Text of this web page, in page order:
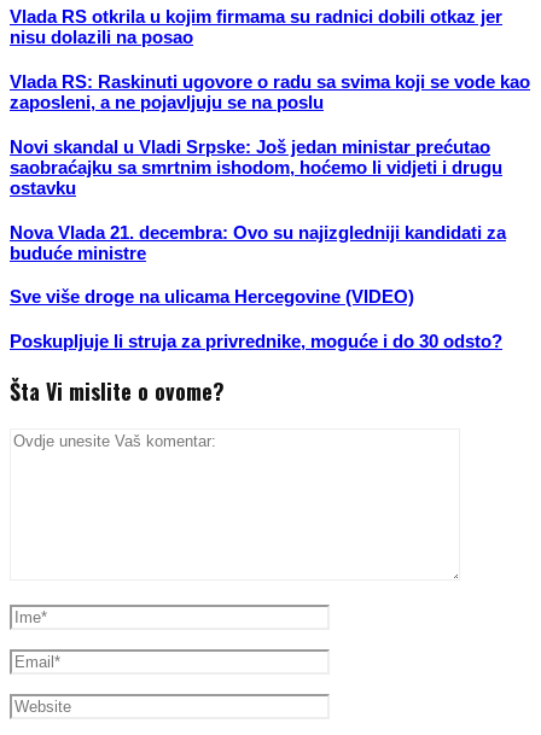
Vlada RS otkrila u kojim firmama su radnici dobili otkaz jer
nisu dolazili na posao
Vlada RS: Raskinuti ugovore o radu sa svima koji se vode kao
zaposleni, a ne pojavljuju se na poslu
Novi skandal u Vladi Srpske: Još jedan ministar prećutao
saobraćajku sa smrtnim ishodom, hoćemo li vidjeti i drugu
ostavku
Nova Vlada 21. decembra: Ovo su najizgledniji kandidati za
buduće ministre
Sve više droge na ulicama Hercegovine (VIDEO)
Poskupljuje li struja za privrednike, moguće i do 30 odsto?
Šta Vi mislite o ovome?